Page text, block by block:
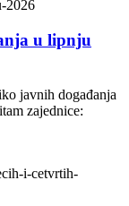
u lipnju
javnih događanja
zajednice: